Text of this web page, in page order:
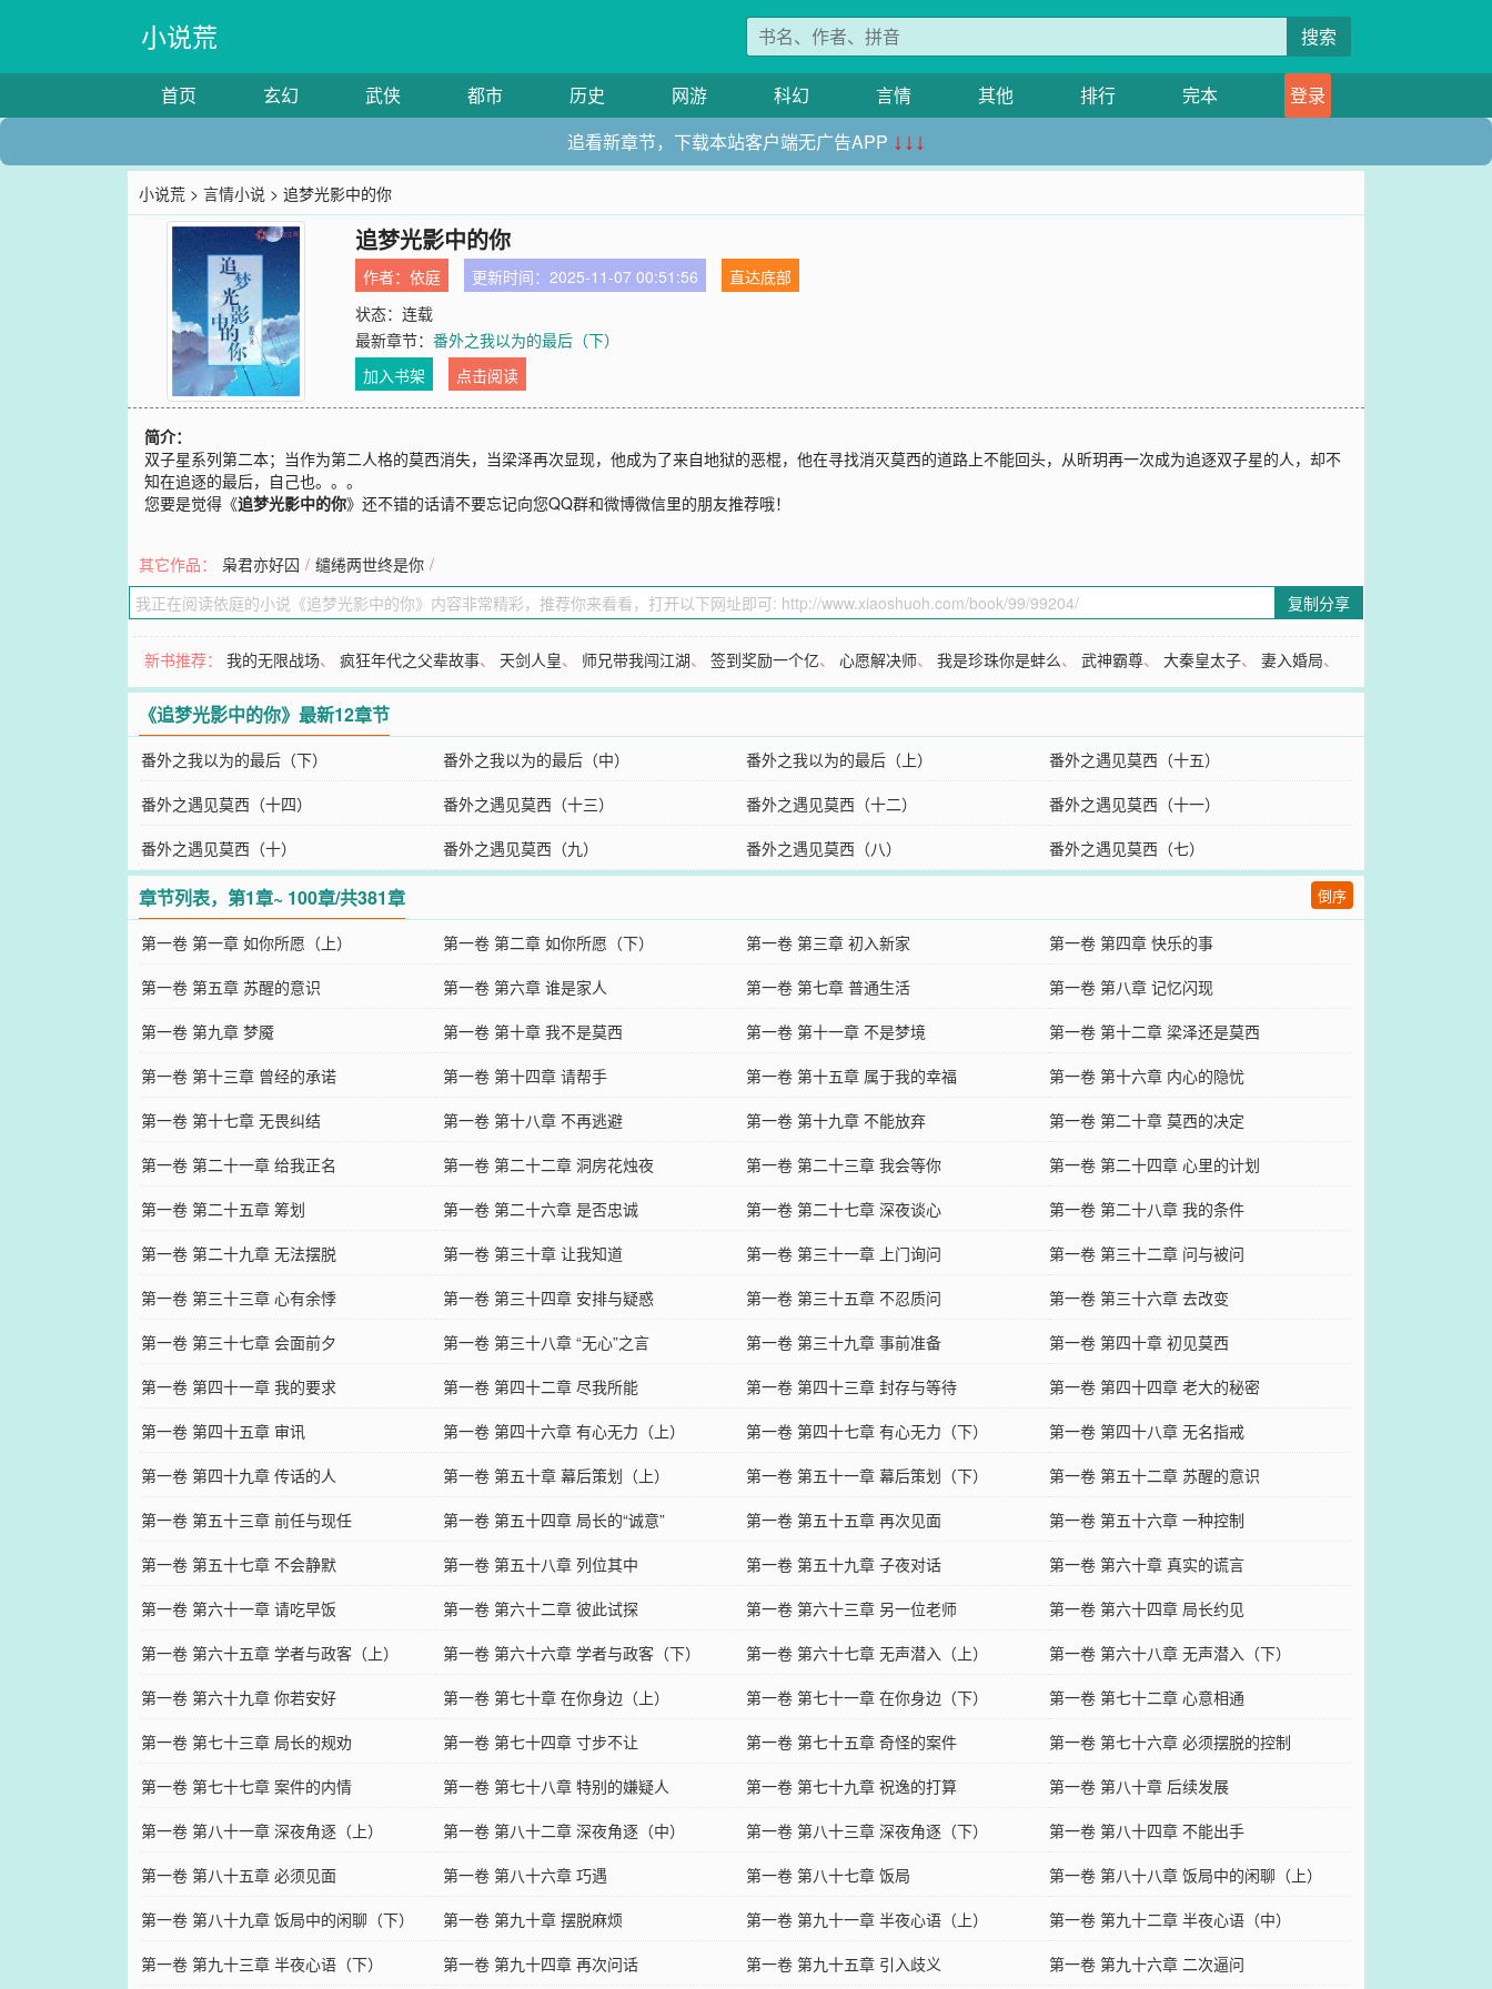
小说荒 搜索
首页 玄幻 武侠 都市 历史 网游 科幻 言情 其他 排行 完本
登录
追看新章节，下载本站客户端无广告APP ↓↓↓
小说荒 >言情小说 > 追梦光影中的你
追梦光影中的你
作者：依庭 更新时间：2025-11-07 00:51:56
直达底部
状态：连载
最新章节：番外之我以为的最后（下）
加入书架
点击阅读
简介：
双子星系列第二本；当作为第二人格的莫西消失，当梁泽再次显现，他成为了来自地狱的恶棍，他在寻找消灭莫西的道路上不能回头，从昕玥再一次成为追逐双子星的人，却不
知在追逐的最后，自己也。。。
您要是觉得《追梦光影中的你》还不错的话请不要忘记向您QQ群和微博微信里的朋友推荐哦！
其它作品： 枭君亦好囚 / 缱绻两世终是你 /
复制分享
新书推荐：我的无限战场、疯狂年代之父辈故事、 天剑人皇、 师兄带我闯江湖、签到奖励一个亿、心愿解决师、我是珍珠你是蚌么、武神霸尊、大秦皇太子、妻入婚局、
《追梦光影中的你》最新12章节
番外之我以为的最后（下） 番外之我以为的最后（中） 番外之我以为的最后（上）
番外之遇见莫西（十五）
番外之遇见莫西（十四）
番外之遇见莫西（十三） 番外之遇见莫西（十二）
番外之遇见莫西（十一）
番外之遇见莫西（十）
番外之遇见莫西（九） 番外之遇见莫西（八） 番外之遇见莫西（七）
章节列表，第1章~ 100章/共381章 倒序
第一卷 第一章 如你所愿（上） 第一卷 第二章 如你所愿（下） 第一卷 第三章 初入新家
第一卷 第四章 快乐的事
第一卷 第五章 苏醒的意识
第一卷 第六章 谁是家人 第一卷 第七章 普通生活
第一卷 第八章 记忆闪现
第一卷 第九章 梦魇
第一卷 第十章 我不是莫西 第一卷 第十一章 不是梦境
第一卷 第十二章 梁泽还是莫西
第一卷 第十三章 曾经的承诺
第一卷 第十四章 请帮手 第一卷 第十五章 属于我的幸福
第一卷 第十六章 内心的隐忧
第一卷 第十七章 无畏纠结
第一卷 第十八章 不再逃避 第一卷 第十九章 不能放弃
第一卷 第二十章 莫西的决定
第一卷 第二十一章 给我正名
第一卷 第二十二章 洞房花烛夜 第一卷 第二十三章 我会等你
第一卷 第二十四章 心里的计划
第一卷 第二十五章 筹划
第一卷 第二十六章 是否忠诚 第一卷 第二十七章 深夜谈心
第一卷 第二十八章 我的条件
第一卷 第二十九章 无法摆脱
第一卷 第三十章 让我知道 第一卷 第三十一章 上门询问
第一卷 第三十二章 问与被问
第一卷 第三十三章 心有余悸
第一卷 第三十四章 安排与疑惑 第一卷 第三十五章 不忍质问
第一卷 第三十六章 去改变
第一卷 第三十七章 会面前夕
第一卷 第三十八章 “无心”之言 第一卷 第三十九章 事前准备
第一卷 第四十章 初见莫西
第一卷 第四十一章 我的要求
第一卷 第四十二章 尽我所能 第一卷 第四十三章 封存与等待
第一卷 第四十四章 老大的秘密
第一卷 第四十五章 审讯
第一卷 第四十六章 有心无力（上） 第一卷 第四十七章 有心无力（下）
第一卷 第四十八章 无名指戒
第一卷 第四十九章 传话的人
第一卷 第五十章 幕后策划（上） 第一卷 第五十一章 幕后策划（下）
第一卷 第五十二章 苏醒的意识
第一卷 第五十三章 前任与现任
第一卷 第五十四章 局长的“诚意” 第一卷 第五十五章 再次见面
第一卷 第五十六章 一种控制
第一卷 第五十七章 不会静默
第一卷 第五十八章 列位其中 第一卷 第五十九章 子夜对话
第一卷 第六十章 真实的谎言
第一卷 第六十一章 请吃早饭
第一卷 第六十二章 彼此试探 第一卷 第六十三章 另一位老师
第一卷 第六十四章 局长约见
第一卷 第六十五章 学者与政客（上）
第一卷 第六十六章 学者与政客（下） 第一卷 第六十七章 无声潜入（上）
第一卷 第六十八章 无声潜入（下）
第一卷 第六十九章 你若安好
第一卷 第七十章 在你身边（上） 第一卷 第七十一章 在你身边（下）
第一卷 第七十二章 心意相通
第一卷 第七十三章 局长的规劝
第一卷 第七十四章 寸步不让 第一卷 第七十五章 奇怪的案件
第一卷 第七十六章 必须摆脱的控制
第一卷 第七十七章 案件的内情
第一卷 第七十八章 特别的嫌疑人 第一卷 第七十九章 祝逸的打算
第一卷 第八十章 后续发展
第一卷 第八十一章 深夜角逐（上）
第一卷 第八十二章 深夜角逐（中） 第一卷 第八十三章 深夜角逐（下）
第一卷 第八十四章 不能出手
第一卷 第八十五章 必须见面
第一卷 第八十六章 巧遇 第一卷 第八十七章 饭局
第一卷 第八十八章 饭局中的闲聊（上）
第一卷 第八十九章 饭局中的闲聊（下）
第一卷 第九十章 摆脱麻烦 第一卷 第九十一章 半夜心语（上）
第一卷 第九十二章 半夜心语（中）
第一卷 第九十三章 半夜心语（下）
第一卷 第九十四章 再次问话 第一卷 第九十五章 引入歧义 第一卷 第九十六章 二次逼问